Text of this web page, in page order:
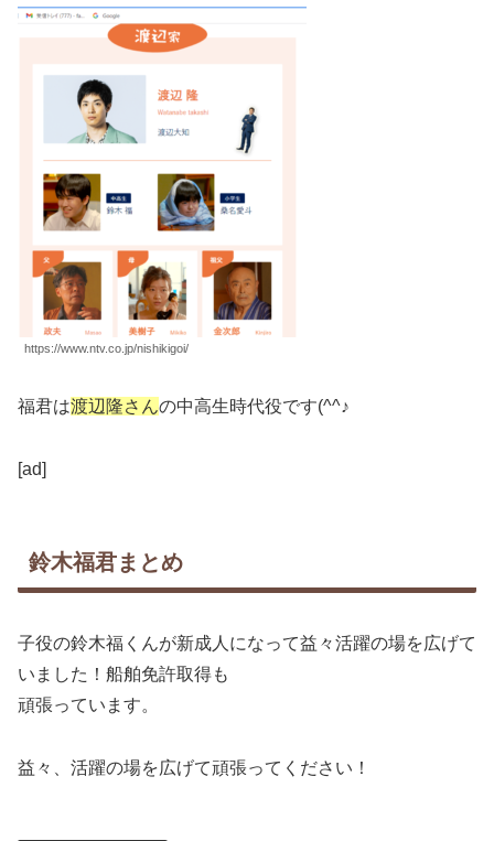
https://www.ntv.co.jp/nishikigoi/
福君は渡辺隆さんの中高生時代役です(^^♪
[ad]
鈴木福君まとめ
子役の鈴木福くんが新成人になって益々活躍の場を広げて
いました！船舶免許取得も
頑張っています。
益々、活躍の場を広げて頑張ってください！